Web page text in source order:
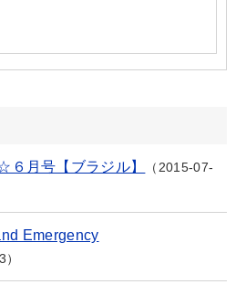
月号【ブラジル】
2015-07-
Emergency